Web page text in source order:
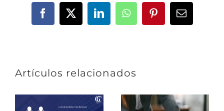
Facebook
X LinkedInWhatsAppPinterestCorreo
Artículos relacionados